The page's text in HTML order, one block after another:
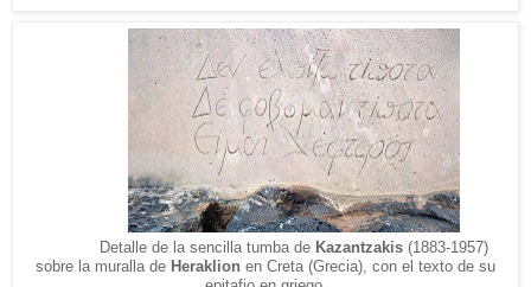
Detalle de la sencilla tumba de Kazantzakis (1883-1957)
sobre la muralla de Heraklion en Creta (Grecia), con el texto de su